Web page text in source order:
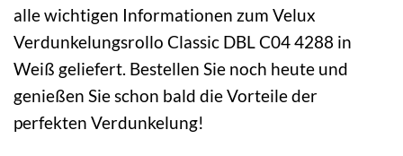
alle wichtigen Informationen zum Velux
Verdunkelungsrollo Classic DBL C04 4288 in
Weiß geliefert. Bestellen Sie noch heute und
genießen Sie schon bald die Vorteile der
perfekten Verdunkelung!